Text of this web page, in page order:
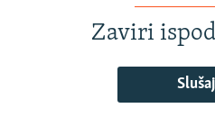
Zaviri